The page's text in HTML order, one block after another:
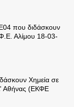
Ξένων Σχολείων
που διδάσκουν
Αλίμου 18-03-
Χημεία σε
Αθήνας (ΕΚΦΕ